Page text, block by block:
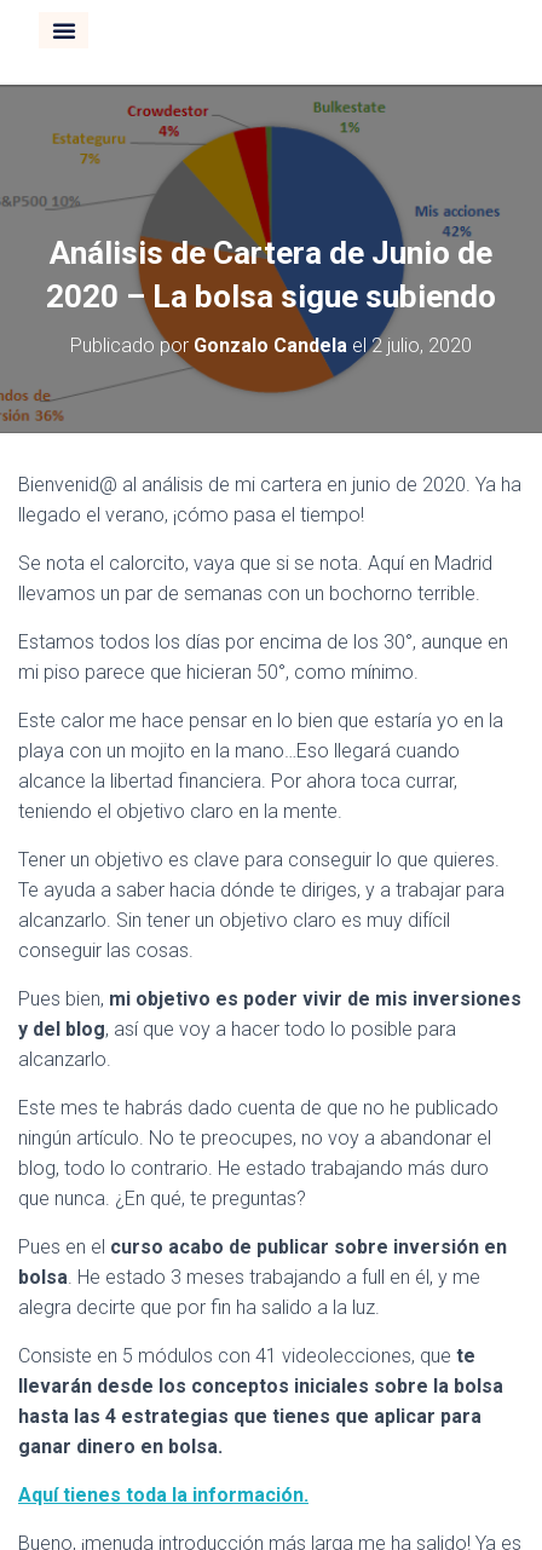
Análisis de Cartera de Junio de
2020 – La bolsa sigue subiendo
Publicado por Gonzalo Candela el2 julio, 2020
Bienvenid@ al análisis de mi cartera en junio de 2020. Ya ha
llegado el verano, ¡cómo pasa el tiempo!
Se nota el calorcito, vaya que si se nota. Aquí en Madrid
llevamos un par de semanas con un bochorno terrible.
Estamos todos los días por encima de los 30°, aunque en
mi piso parece que hicieran 50°, como mínimo.
Este calor me hace pensar en lo bien que estaría yo en la
playa con un mojito en la mano…Eso llegará cuando
alcance la libertad financiera. Por ahora toca currar,
teniendo el objetivo claro en la mente.
Tener un objetivo es clave para conseguir lo que quieres.
Te ayuda a saber hacia dónde te diriges, y a trabajar para
alcanzarlo. Sin tener un objetivo claro es muy difícil
conseguir las cosas.
Pues bien, mi objetivo es poder vivir de mis inversiones
y del blog, así que voy a hacer todo lo posible para
alcanzarlo.
Este mes te habrás dado cuenta de que no he publicado
ningún artículo. No te preocupes, no voy a abandonar el
blog, todo lo contrario. He estado trabajando más duro
que nunca. ¿En qué, te preguntas?
Pues en el curso acabo de publicar sobre inversión en
bolsa. He estado 3 meses trabajando a full en él, y me
alegra decirte que por fin ha salido a la luz.
Consiste en 5 módulos con 41 videolecciones, que te
llevarán desde los conceptos iniciales sobre la bolsa
hasta las 4 estrategias que tienes que aplicar para
ganar dinero en bolsa.
Aquí tienes toda la información.
Bueno, ¡menuda introducción más larga me ha salido! Ya es